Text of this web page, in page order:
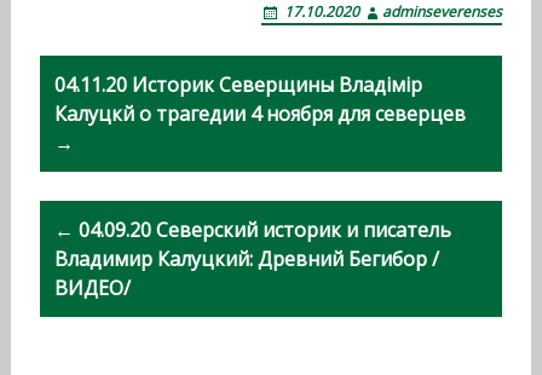
17.10.2020 adminseverenses
Н
а
в
и
а
ц
04.11.20 Историк Северщины Владiмiр
Калуцкй о трагедии 4 ноября для северцев
→
← 04.09.20 Северский историк и писатель
Владимир Калуцкий: Древний Бегибор /
ВИДЕО/